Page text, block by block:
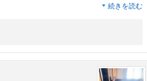
や水か・・」と思いましたが
続きを読む